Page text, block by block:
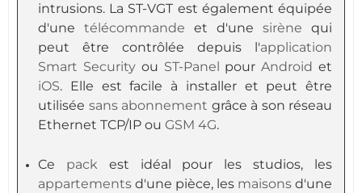
intrusions. La ST-VGT est également équipée
d'une télécommande et d'une sirène qui
peut être contrôlée depuis l'application
Smart Securityou ST-Panel pourAndroid et
iOS. Elle est facile à installer et peut être
utilisée sans abonnement grâce à son réseau
Ethernet TCP/IP ou GSM 4G.
Ce packest idéal pour les studios, les
appartements d'une pièce, les maisons d'une